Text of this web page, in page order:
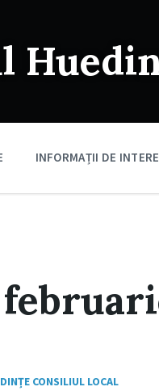
INFORMAȚII DE
CONSILIUL LOCAL